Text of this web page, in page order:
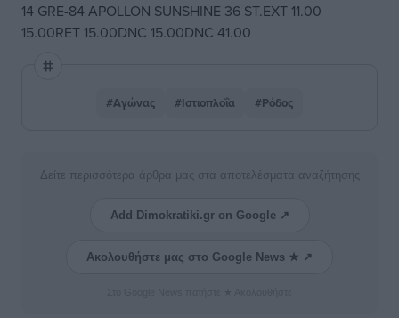
14 GRE-84 APOLLON SUNSHINE 36 ST.EXT 11.00
15.00RET 15.00DNC 15.00DNC 41.00
#Αγώνας #Ιστιοπλοΐα #Ρόδος
Δείτε περισσότερα άρθρα μας στα αποτελέσματα αναζήτησης
Add Dimokratiki.gr on Google ↗
Ακολουθήστε μας στο Google News ★ ↗